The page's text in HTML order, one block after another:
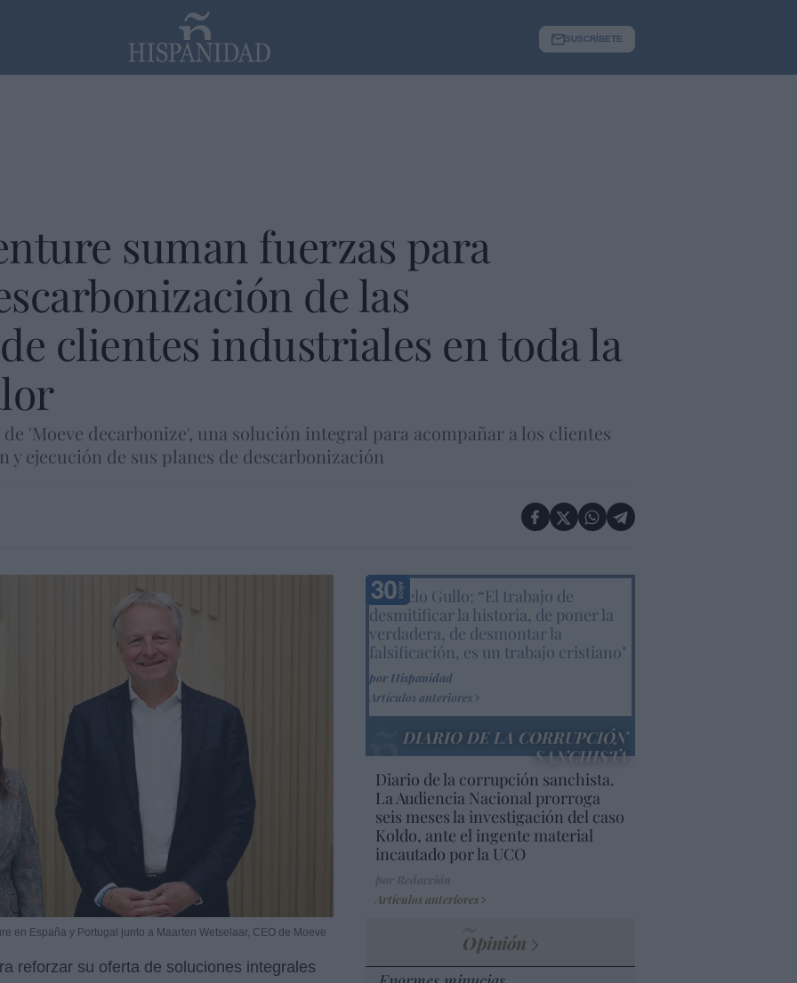
SUSCRÍBETE
suman fuerzas para
de las
clientes industriales en toda la
'Moeve decarbonize', una solución integral para acompañar a los clientes
ejecución de sus planes de descarbonización
en España y Portugal junto a Maarten Wetselaar, CEO de Moeve
reforzar su oferta de soluciones integrales
Marcelo Gullo: “El trabajo de
desmitificar la historia, de poner la
verdadera, de desmontar la
falsificación, es un trabajo cristiano"
por Hispanidad
Artículos anteriores
DIARIO DE LA CORRUPCIÓN
SANCHISTA
Diario de la corrupción sanchista.
La Audiencia Nacional prorroga
seis meses la investigación del caso
Koldo, ante el ingente material
incautado por la UCO
Artículos anteriores
Opinión